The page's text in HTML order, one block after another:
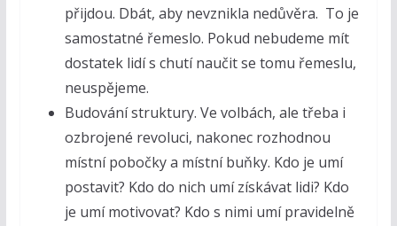
přijdou. Dbát, aby nevznikla nedůvěra. To je
samostatné řemeslo. Pokud nebudeme mít
dostatek lidí s chutí naučit se tomu řemeslu,
neuspějeme.
Budování struktury. Ve volbách, ale třeba i
ozbrojené revoluci, nakonec rozhodnou
místní pobočky a místní buňky. Kdo je umí
postavit? Kdo do nich umí získávat lidi? Kdo
je umí motivovat? Kdo s nimi umí pravidelně